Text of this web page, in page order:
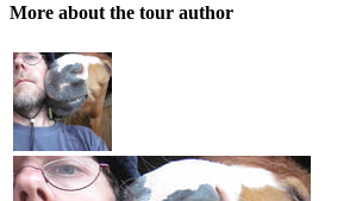
More about the tour author